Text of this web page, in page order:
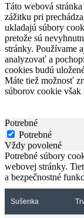
Táto webová
zážitku pri
ukladajú súbory
pretože sú
stránky. Používame
analyzovať a
cookies budú
Máte tiež možnosť
súborov cookie
Potrebné
Potrebné
Vždy povolené
Potrebné súbory
webovej stránky.
a bezpečnostné
Sušenka